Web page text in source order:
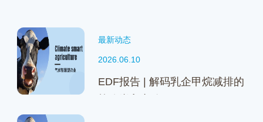
最新动态
2026.06.10
EDF报告 | 解码乳企甲烷减排的